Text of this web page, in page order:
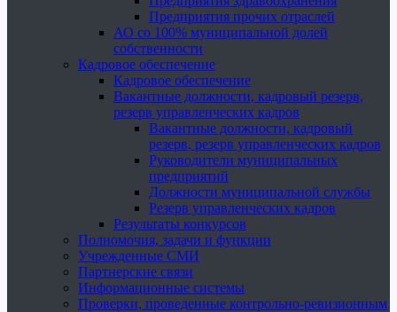
Предприятия прочих отраслей
АО со 100% муниципальной долей
собственности
Кадровое обеспечение
Кадровое обеспечение
Вакантные должности, кадровый резерв,
резерв управленческих кадров
Вакантные должности, кадровый
резерв, резерв управленческих кадров
Руководители муниципальных
предприятий
Должности муниципальной службы
Резерв управленческих кадров
Результаты конкурсов
Полномочия, задачи и функции
Учрежденные СМИ
Партнерские связи
Информационные системы
Проверки, проведенные контрольно-ревизионным